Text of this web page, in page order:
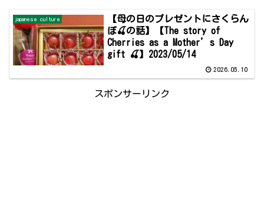
japanese culture
【母の日のプレゼントにさくらん
ぼ🍒の話】【The story of
Cherries as a Mother’s Day
gift 🍒】2023/05/14
2026.05.10
スポンサーリンク